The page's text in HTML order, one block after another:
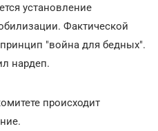
установление
Фактической
"война для бедных".
нардеп.
происходит